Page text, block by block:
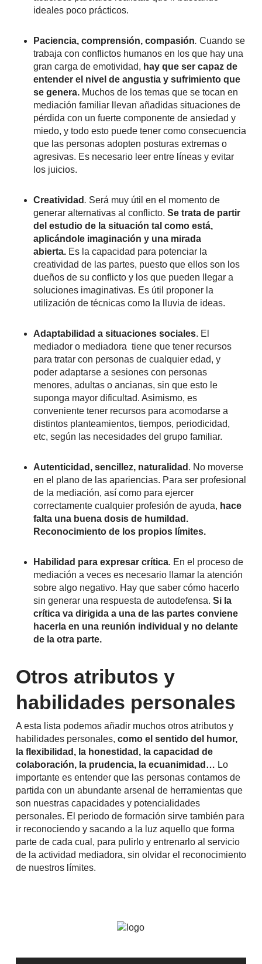
ideales poco prácticos.
Paciencia, comprensión, compasión. Cuando se
trabaja con conflictos humanos en los que hay una
gran carga de emotividad, hay que ser capaz de
entender el nivel de angustia y sufrimiento que
se genera.Muchos de los temas que se tocan en
mediación familiar llevan añadidas situaciones de
pérdida con un fuerte componente de ansiedad y
miedo, y todo esto puede tener como consecuencia
que las personas adopten posturas extremas o
agresivas. Es necesario leer entre líneas y evitar
los juicios.
Creatividad. Será muy útil en el momento de
generar alternativas al conflicto. Se trata de partir
del estudio de la situación tal como está,
aplicándole imaginación y una mirada
abierta.Es la capacidad para potenciar la
creatividad de las partes, puesto que ellos son los
dueños de su conflicto y los que pueden llegar a
soluciones imaginativas. Es útil proponer la
utilización de técnicas como la lluvia de ideas.
Adaptabilidad a situaciones sociales. El
mediador o mediadora tiene que tener recursos
para tratar con personas de cualquier edad, y
poder adaptarse a sesiones con personas
menores, adultas o ancianas, sin que esto le
suponga mayor dificultad. Asimismo, es
conveniente tener recursos para acomodarse a
distintos planteamientos, tiempos, periodicidad,
etc, según las necesidades del grupo familiar.
Autenticidad, sencillez, naturalidad . No moverse
en el plano de las apariencias. Para ser profesional
de la mediación, así como para ejercer
correctamente cualquier profesión de ayuda, hace
falta una buena dosis de humildad.
Reconocimiento de los propios límites.
Habilidad para expresar crítica. En el proceso de
mediación a veces es necesario llamar la atención
sobre algo negativo. Hay que saber cómo hacerlo
sin generar una respuesta de autodefensa. Si la
crítica va dirigida a una de las partes conviene
hacerla en una reunión individual y no delante
de la otra parte.
Otros atributos y
habilidades personales
A esta lista podemos añadir muchos otros atributos y
habilidades personales, como el sentido del humor,
la flexibilidad, la honestidad, la capacidad de
colaboración, la prudencia, la ecuanimidad… Lo
importante es entender que las personas contamos de
partida con un abundante arsenal de herramientas que
son nuestras capacidades y potencialidades
personales. El periodo de formación sirve también para
ir reconociendo y sacando a la luz aquello que forma
parte de cada cual, para pulirlo y entrenarlo al servicio
de la actividad mediadora, sin olvidar el reconocimiento
de nuestros límites.